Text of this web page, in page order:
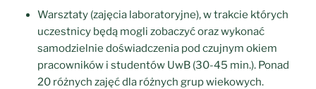
Warsztaty (zajęcia laboratoryjne), w trakcie których
uczestnicy będą mogli zobaczyć oraz wykonać
samodzielnie doświadczenia pod czujnym okiem
pracowników i studentów UwB (30-45 min.). Ponad
20 różnych zajęć dla różnych grup wiekowych.